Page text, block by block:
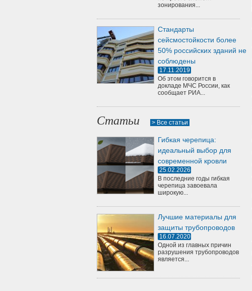
зонирования...
Стандарты
сейсмостойкости более
50% российских зданий не
соблюдены
17.11.2019
Об этом говорится в
докладе МЧС России, как
сообщает РИА...
Статьи > Все статьи
Гибкая черепица:
идеальный выбор для
современной кровли
25.02.2026
В последние годы гибкая
черепица завоевала
широкую...
Лучшие материалы для
защиты трубопроводов
16.07.2020
Одной из главных причин
разрушения трубопроводов
является...